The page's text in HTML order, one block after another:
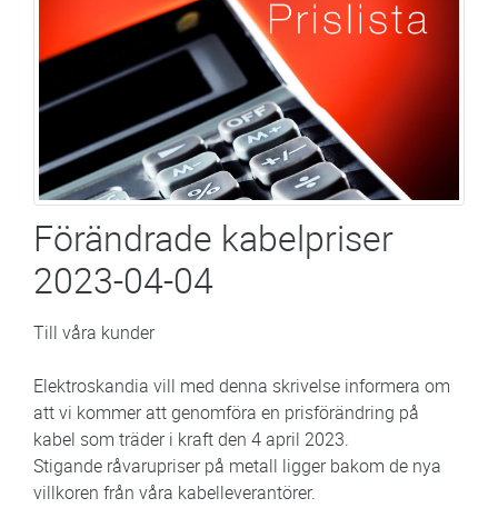
Förändrade kabelpriser
2023-04-04
Till våra kunder
Elektroskandia vill med denna skrivelse informera om
att vi kommer att genomföra en prisförändring på
kabel som träder i kraft den 4 april 2023.
Stigande råvarupriser på metall ligger bakom de nya
villkoren från våra kabelleverantörer.